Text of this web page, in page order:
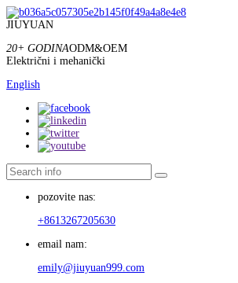
JIUYUAN
20+ GODINAODM&OEM
Električni i mehanički
English
pozovite nas:
+8613267205630
email nam:
emily@jiuyuan999.com